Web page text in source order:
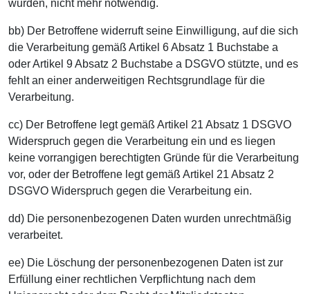
wurden, nicht mehr notwendig.
bb) Der Betroffene widerruft seine Einwilligung, auf die sich
die Verarbeitung gemäß Artikel 6 Absatz 1 Buchstabe a
oder Artikel 9 Absatz 2 Buchstabe a DSGVO stützte, und es
fehlt an einer anderweitigen Rechtsgrundlage für die
Verarbeitung.
cc) Der Betroffene legt gemäß Artikel 21 Absatz 1 DSGVO
Widerspruch gegen die Verarbeitung ein und es liegen
keine vorrangigen berechtigten Gründe für die Verarbeitung
vor, oder der Betroffene legt gemäß Artikel 21 Absatz 2
DSGVO Widerspruch gegen die Verarbeitung ein.
dd) Die personenbezogenen Daten wurden unrechtmäßig
verarbeitet.
ee) Die Löschung der personenbezogenen Daten ist zur
Erfüllung einer rechtlichen Verpflichtung nach dem